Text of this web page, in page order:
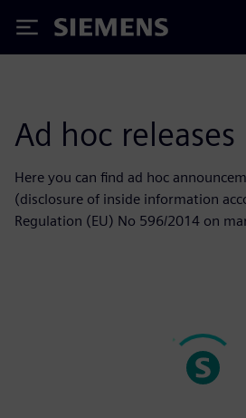
Siemens
Ad hoc releases
Here you can find ad hoc
(disclosure of inside information
Regulation (EU) No 596/2014 on